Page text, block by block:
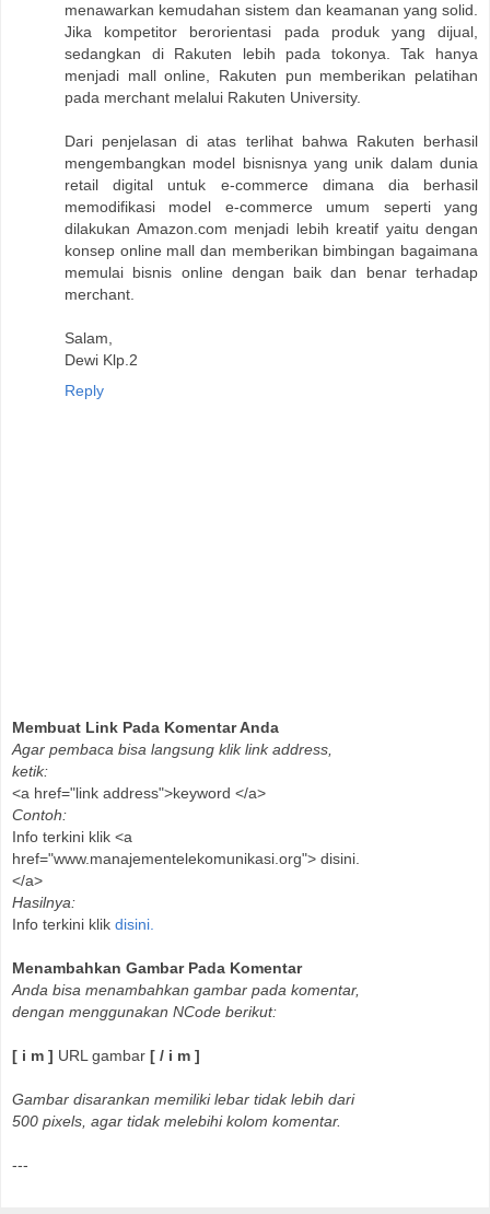
menawarkan kemudahan sistem dan keamanan yang solid.
Jika kompetitor berorientasi pada produk yang dijual,
sedangkan di Rakuten lebih pada tokonya. Tak hanya
menjadi mall online, Rakuten pun memberikan pelatihan
pada merchant melalui Rakuten University.
Dari penjelasan di atas terlihat bahwa Rakuten berhasil
mengembangkan model bisnisnya yang unik dalam dunia
retail digital untuk e-commerce dimana dia berhasil
memodifikasi model e-commerce umum seperti yang
dilakukan Amazon.com menjadi lebih kreatif yaitu dengan
konsep online mall dan memberikan bimbingan bagaimana
memulai bisnis online dengan baik dan benar terhadap
merchant.
Salam,
Dewi Klp.2
Reply
Membuat Link Pada Komentar Anda
Agar pembaca bisa langsung klik link address,
ketik:
<a href="link address">keyword </a>
Contoh:
Info terkini klik <a
href="www.manajementelekomunikasi.org"> disini.
</a>
Hasilnya:
Info terkini klik disini.
Menambahkan Gambar Pada Komentar
Anda bisa menambahkan gambar pada komentar,
dengan menggunakan NCode berikut:
[ i m ] URL gambar [ / i m ]
Gambar disarankan memiliki lebar tidak lebih dari
500 pixels, agar tidak melebihi kolom komentar.
---